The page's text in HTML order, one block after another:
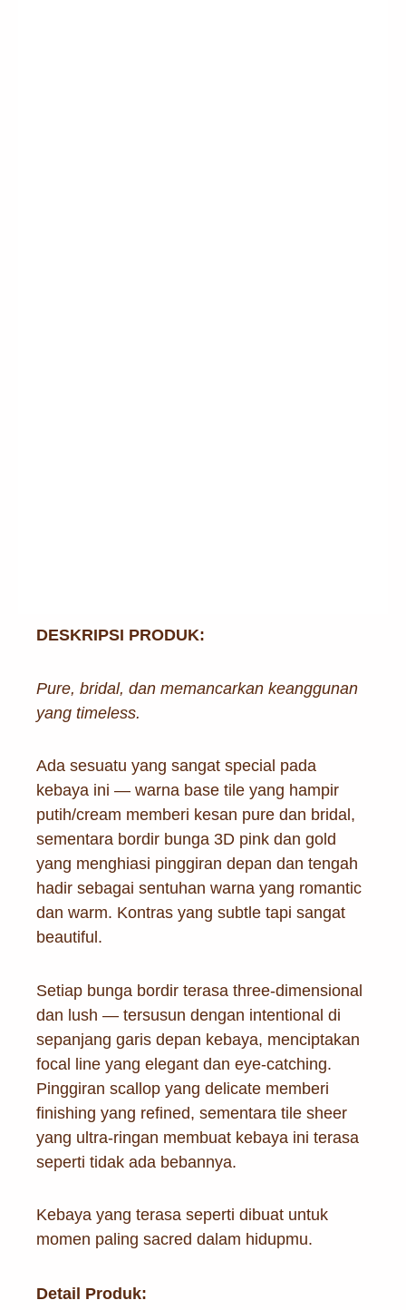
DESKRIPSI PRODUK:
Pure, bridal, dan memancarkan keanggunan
yang timeless.
Ada sesuatu yang sangat special pada
kebaya ini — warna base tile yang hampir
putih/cream memberi kesan pure dan bridal,
sementara bordir bunga 3D pink dan gold
yang menghiasi pinggiran depan dan tengah
hadir sebagai sentuhan warna yang romantic
dan warm. Kontras yang subtle tapi sangat
beautiful.
Setiap bunga bordir terasa three-dimensional
dan lush — tersusun dengan intentional di
sepanjang garis depan kebaya, menciptakan
focal line yang elegant dan eye-catching.
Pinggiran scallop yang delicate memberi
finishing yang refined, sementara tile sheer
yang ultra-ringan membuat kebaya ini terasa
seperti tidak ada bebannya.
Kebaya yang terasa seperti dibuat untuk
momen paling sacred dalam hidupmu.
Detail Produk: